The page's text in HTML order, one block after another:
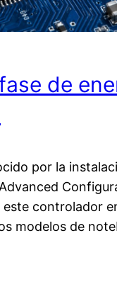
de
por la
este controlador
modelos de